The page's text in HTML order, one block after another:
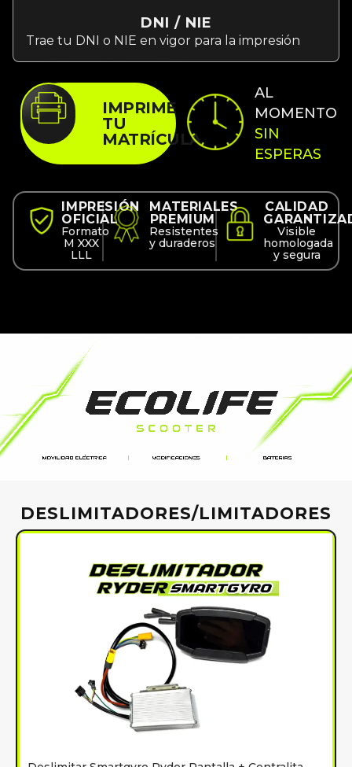
DNI / NIE
Trae tu DNI o NIE en vigor para la impresión
IMPRIME
TU
MATRÍCULA
AL
MOMENTO
SIN
ESPERAS
IMPRESIÓN
OFICIAL
Formato
M XXX
LLL
MATERIALES
PREMIUM
Resistentes
y duraderos
CALIDAD
Visible
homologada
y segura
DESLIMITADORES/LIMITADORES